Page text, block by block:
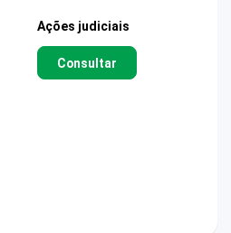
Ações judiciais
Consultar